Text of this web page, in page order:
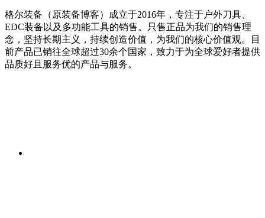
格尔装备（原装备博客）成立于2016年，专注于户外刀具、
EDC装备以及多功能工具的销售。只售正品为我们的销售理
念，坚持长期主义，持续创造价值，为我们的核心价值观。目
前产品已销往全球超过30余个国家，致力于为全球爱好者提供
品质好且服务优的产品与服务。